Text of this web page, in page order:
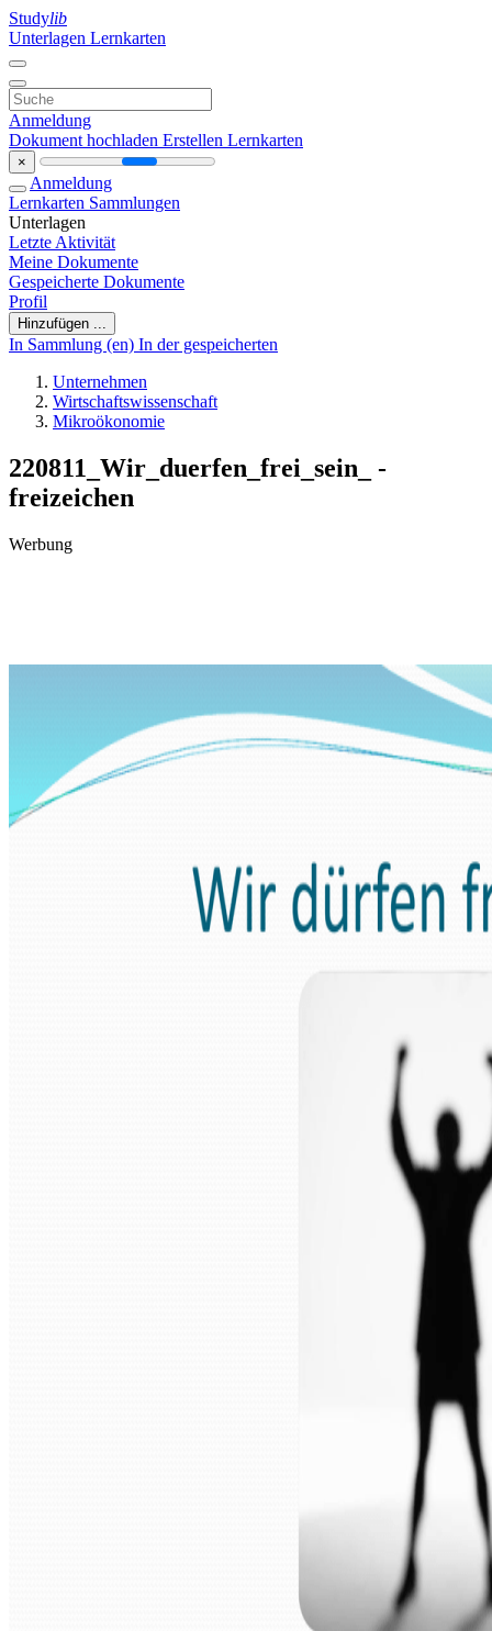
Studylib
Unterlagen Lernkarten
Anmeldung
Dokument hochladen Erstellen Lernkarten
×
Anmeldung
Lernkarten Sammlungen
Unterlagen
Letzte Aktivität
Meine Dokumente
Gespeicherte Dokumente
Profil
Hinzufügen ...
In Sammlung (en) In der gespeicherten
Unternehmen
Wirtschaftswissenschaft
Mikroökonomie
220811_Wir_duerfen_frei_sein_ -
freizeichen
Werbung